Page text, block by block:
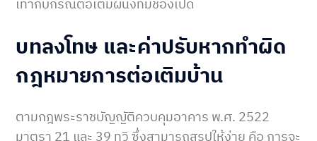
เท่ากับกรณีต่อเติมผนังที่มีช่องเปิด
บทลงโทษ และค่าปรับหากทำผิด
กฎหมายการต่อเติมบ้าน
ตามกฎพระราชบัญญัติควบคุมอาคาร พ.ศ. 2522
มาตรา 21 และ 39 ทวิ ซึ่งสามารถสรุปให้ง่าย คือ การจะ